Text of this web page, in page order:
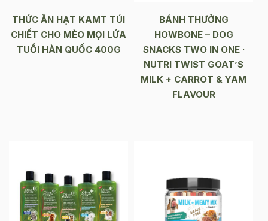
THỨC ĂN HẠT KAMT TÚI
CHIẾT CHO MÈO MỌI LỨA
TUỔI HÀN QUỐC 400G
BÁNH THƯỞNG
HOWBONE – DOG
SNACKS TWO IN ONE ·
NUTRI TWIST GOAT’S
MILK + CARROT & YAM
FLAVOUR